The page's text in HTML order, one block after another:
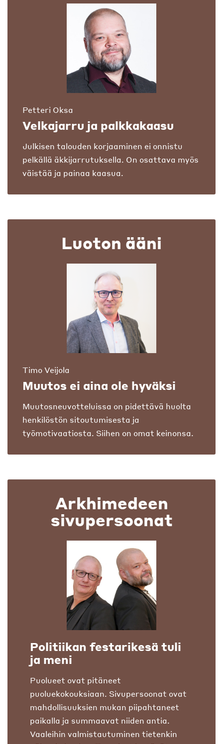
Petteri Oksa
Velkajarru ja palkkakaasu
Julkisen talouden korjaaminen ei onnistu
pelkällä äkkijarrutuksella. On osattava myös
väistää ja painaa kaasua.
Luoton ääni
Timo Veijola
Muutos ei aina ole hyväksi
Muutosneuvotteluissa on pidettävä huolta
henkilöstön sitoutumisesta ja
työmotivaatiosta. Siihen on omat keinonsa.
Arkhimedeen
sivupersoonat
Politiikan festarikesä tuli
ja meni
Puolueet ovat pitäneet
puoluekokouksiaan. Sivupersoonat ovat
mahdollisuuksien mukan piipahtaneet
paikalla ja summaavat niiden antia.
Vaaleihin valmistautuminen tietenkin